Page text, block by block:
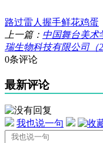
路过雷人 握手鲜花鸡蛋
上一篇： 中国舞台美术
瑞生物科技有限公司（
0条评论
最新评论
我也说一句